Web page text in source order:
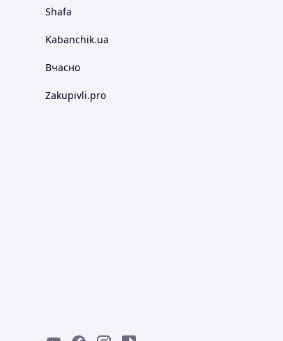
Shafa
Kabanchik.ua
Вчасно
Zakupivli.pro